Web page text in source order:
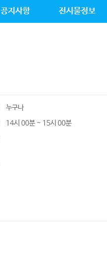
공지사항 전시물정보
누구나
14시 00분 ~ 15시 00분